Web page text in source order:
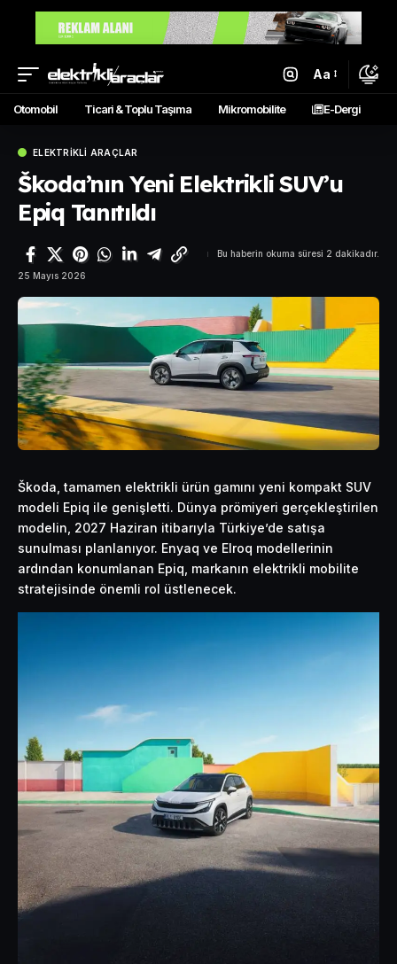
Aa
Otomobil Ticari & Toplu Taşıma Mikromobilite E-Dergi
ELEKTRIKLI ARAÇLAR
Škoda’nın Yeni Elektrikli SUV’u
Epiq Tanıtıldı
25 Mayıs 2026
Bu haberin okuma süresi 2 dakikadır.
Škoda, tamamen elektrikli ürün gamını yeni kompakt SUV
modeli Epiq ile genişletti. Dünya prömiyeri gerçekleştirilen
modelin, 2027 Haziran itibarıyla Türkiye’de satışa
sunulması planlanıyor. Enyaq ve Elroq modellerinin
ardından konumlanan Epiq, markanın elektrikli mobilite
stratejisinde önemli rol üstlenecek.